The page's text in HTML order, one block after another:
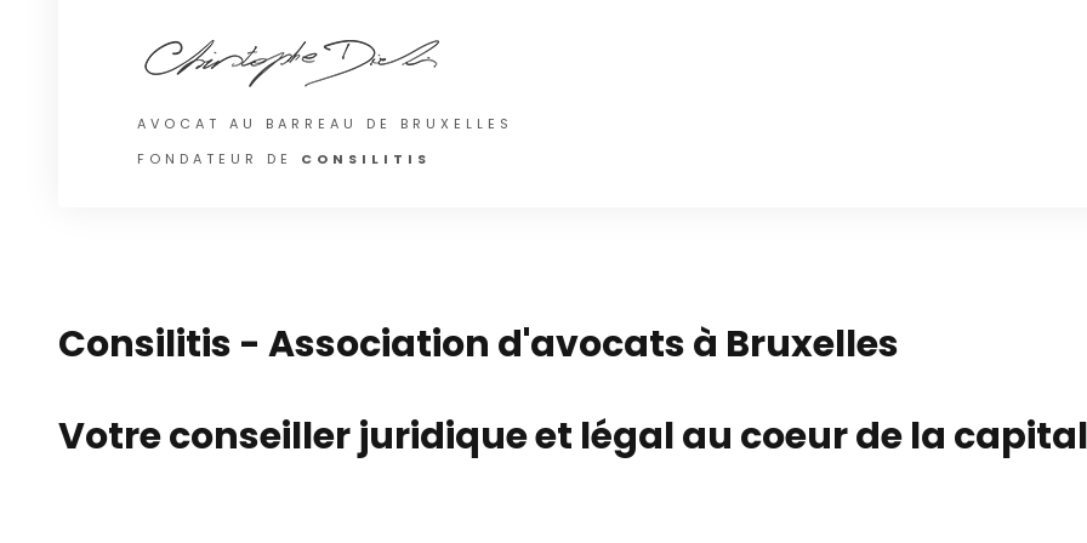
AVOCAT AU BARREAU DE BRUXELLES
FONDATEUR DE CONSILITIS
Consilitis - Association d'avocats à Bruxelles
Votre conseiller juridique et légal au coeur de la